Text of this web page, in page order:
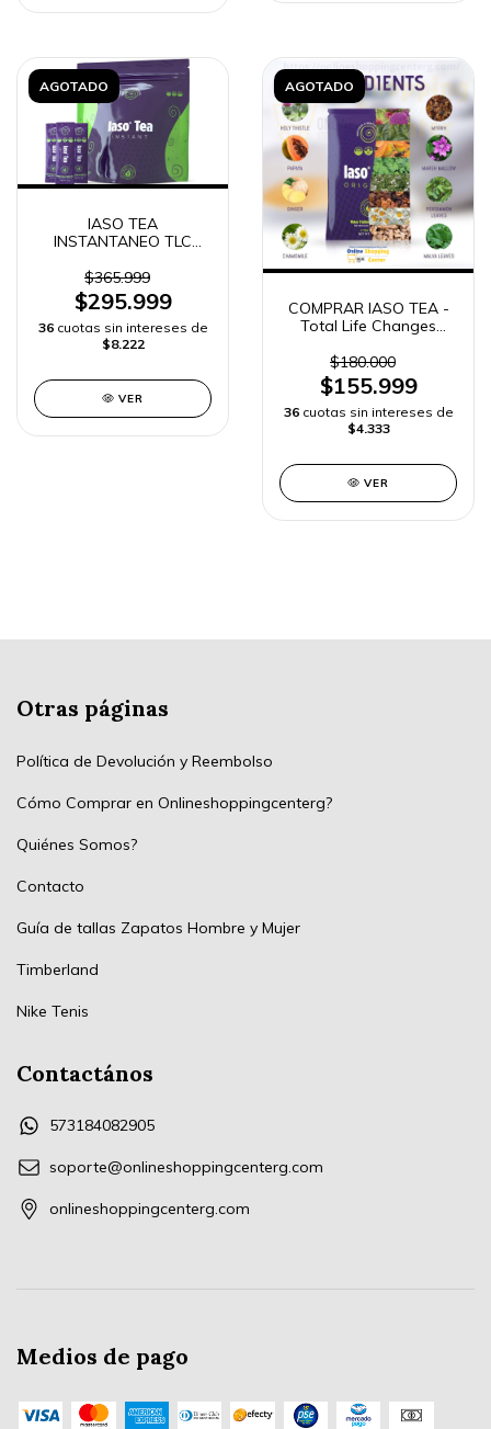
AGOTADO
IASO TEA
INSTANTANEO TLC
20 sobres
$365.999
$295.999
36 cuotas sin intereses de
$8.222
VER
AGOTADO
COMPRAR IASO TEA -
Total Life Changes
RAPIDO
$180.000
$155.999
36 cuotas sin intereses de
$4.333
VER
Otras páginas
Política de Devolución y Reembolso
Cómo Comprar en Onlineshoppingcenterg?
Quiénes Somos?
Contacto
Guía de tallas Zapatos Hombre y Mujer
Timberland
Nike Tenis
Contactános
573184082905
soporte@onlineshoppingcenterg.com
onlineshoppingcenterg.com
Medios de pago